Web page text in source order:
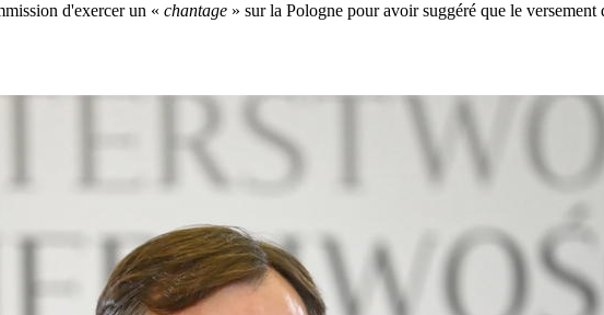
d'exercer un « chantage » sur la Pologne pour avoir suggéré que le